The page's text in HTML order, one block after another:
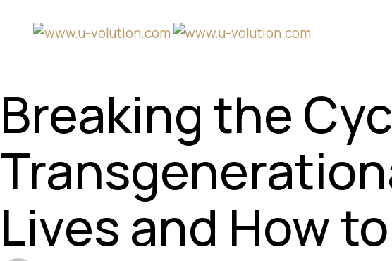
Breaking the
Lives and How